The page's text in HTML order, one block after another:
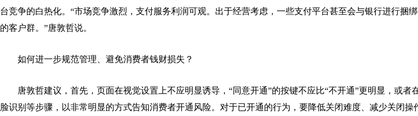
台竞争的白热化。“市场竞争激烈，支付服务利润可观。出于经营考虑，一些支付平台甚至会与银行进行捆
的客户群。”唐敦哲说。
如何进一步规范管理、避免消费者钱财损失？
唐敦哲建议，首先，页面在视觉设置上不应明显诱导，“同意开通”的按键不应比“不开通”更明显，或者
脸识别等步骤，以非常明显的方式告知消费者开通风险。对于已开通的行为，要降低关闭难度、减少关闭操